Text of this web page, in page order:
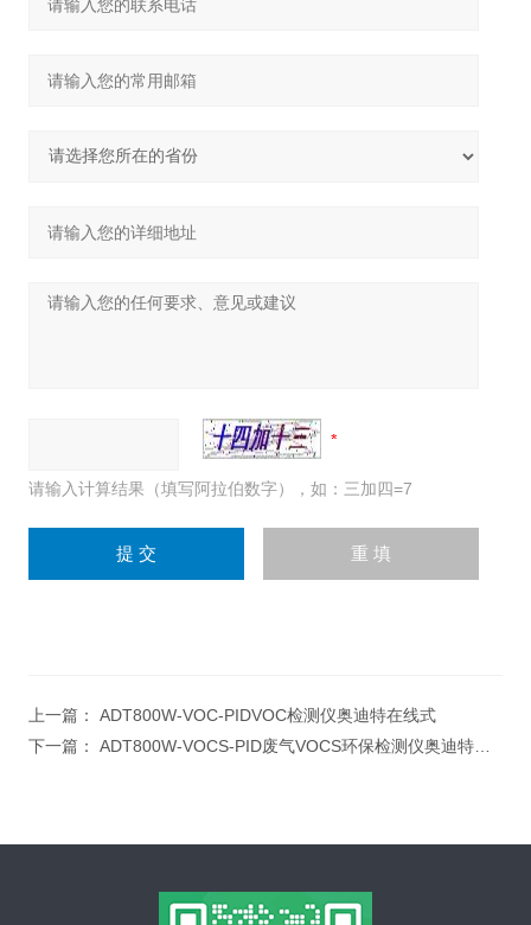
请输入计算结果（填写阿拉伯数字），如：三加四=7
上一篇： ADT800W-VOC-PIDVOC检测仪奥迪特在线式
下一篇： ADT800W-VOCS-PID废气VOCS环保检测仪奥迪特在线式